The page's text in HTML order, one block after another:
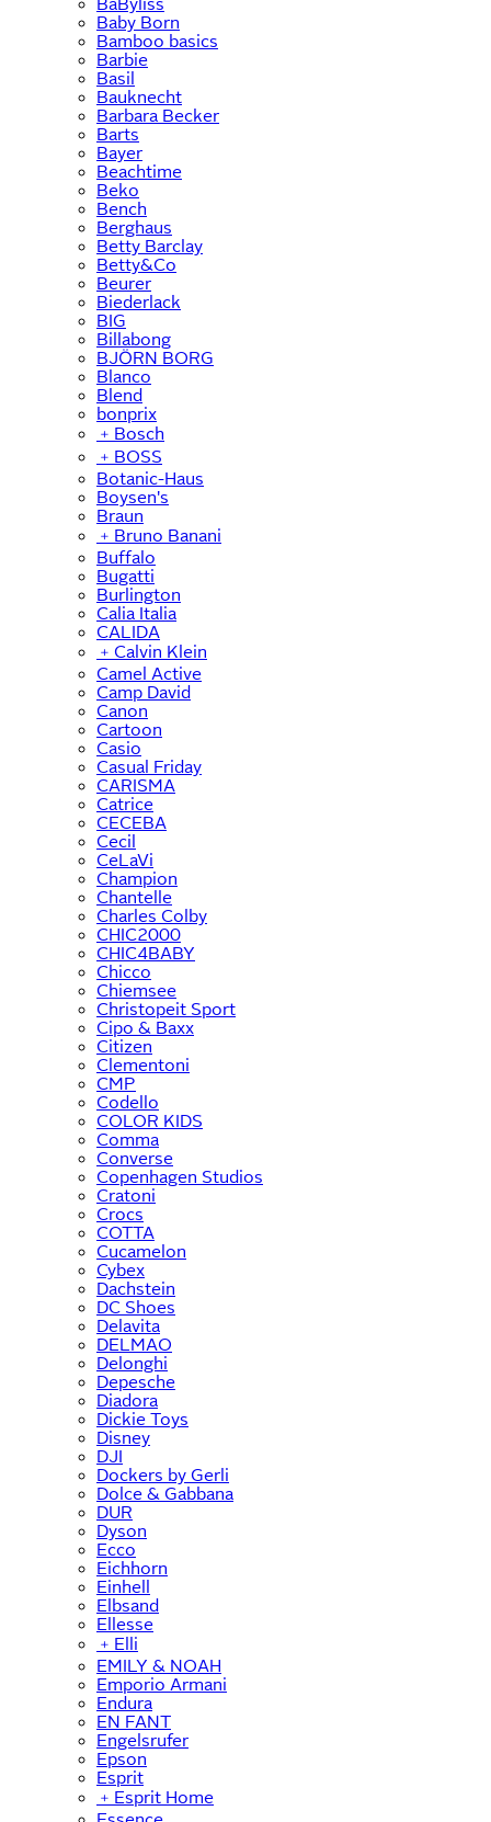
Baby Born
Bamboo basics
Barbie
Basil
Bauknecht
Barbara Becker
Barts
Bayer
Beachtime
Beko
Bench
Berghaus
Betty Barclay
Betty&Co
Beurer
Biederlack
BIG
Billabong
BJÖRN BORG
Blanco
Blend
bonprix
﹢ Bosch
﹢ BOSS
Botanic-Haus
Boysen's
Braun
﹢ Bruno Banani
Buffalo
Bugatti
Burlington
Calia Italia
CALIDA
﹢ Calvin Klein
Camel Active
Camp David
Canon
Cartoon
Casio
Casual Friday
CARISMA
Catrice
CECEBA
Cecil
CeLaVi
Champion
Chantelle
Charles Colby
CHIC2000
CHIC4BABY
Chicco
Chiemsee
Christopeit Sport
Cipo & Baxx
Citizen
Clementoni
CMP
Codello
COLOR KIDS
Comma
Converse
Copenhagen Studios
Cratoni
Crocs
COTTA
Cucamelon
Cybex
Dachstein
DC Shoes
Delavita
DELMAO
Delonghi
Depesche
Diadora
Dickie Toys
Disney
DJI
Dockers by Gerli
Dolce & Gabbana
DUR
Dyson
Ecco
Eichhorn
Einhell
Elbsand
Ellesse
﹢ Elli
EMILY & NOAH
Emporio Armani
Endura
EN FANT
Engelsrufer
Epson
Esprit
﹢ Esprit Home